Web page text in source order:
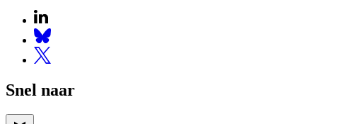
Snel naar